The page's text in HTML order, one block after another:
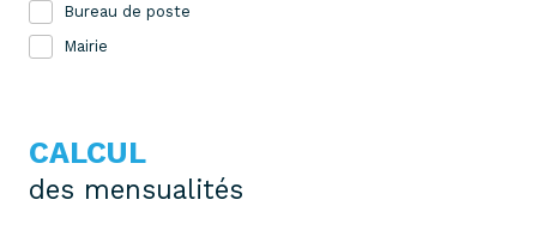
Bureau de poste
Mairie
CALCUL
des mensualités